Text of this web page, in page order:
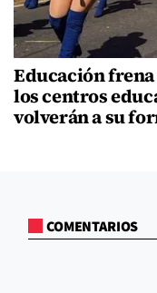
Educación
los centros
volverán a su
COMENTARIOS